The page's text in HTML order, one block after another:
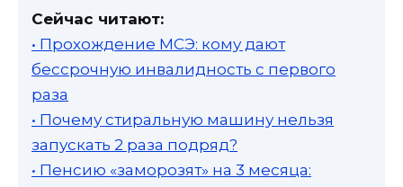
Сейчас читают:
• Прохождение МСЭ: кому дают
бессрочную инвалидность с первого
раза
• Почему стиральную машину нельзя
запускать 2 раза подряд?
• Пенсию «заморозят» на 3 месяца: